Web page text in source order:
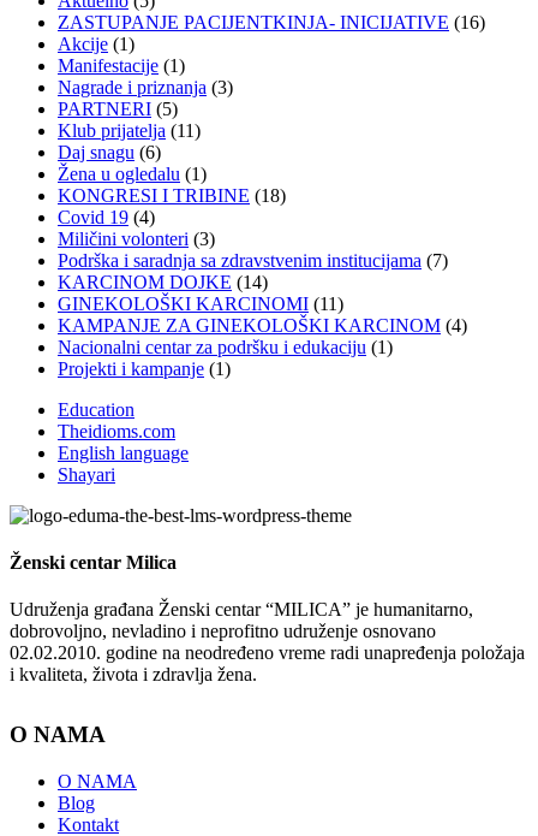
ZASTUPANJE PACIJENTKINJA- INICIJATIVE (16)
Akcije (1)
Manifestacije (1)
Nagrade i priznanja (3)
PARTNERI (5)
Klub prijatelja (11)
Daj snagu (6)
Žena u ogledalu (1)
KONGRESI I TRIBINE (18)
Covid 19 (4)
Miličini volonteri (3)
Podrška i saradnja sa zdravstvenim institucijama (7)
KARCINOM DOJKE (14)
GINEKOLOŠKI KARCINOMI (11)
KAMPANJE ZA GINEKOLOŠKI KARCINOM (4)
Nacionalni centar za podršku i edukaciju (1)
Projekti i kampanje (1)
Education
Theidioms.com
English language
Shayari
Ženski centar Milica
Udruženja građana Ženski centar “MILICA” je humanitarno,
dobrovoljno, nevladino i neprofitno udruženje osnovano
02.02.2010. godine na neodređeno vreme radi unapređenja položaja
i kvaliteta, života i zdravlja žena.
O NAMA
O NAMA
Blog
Kontakt